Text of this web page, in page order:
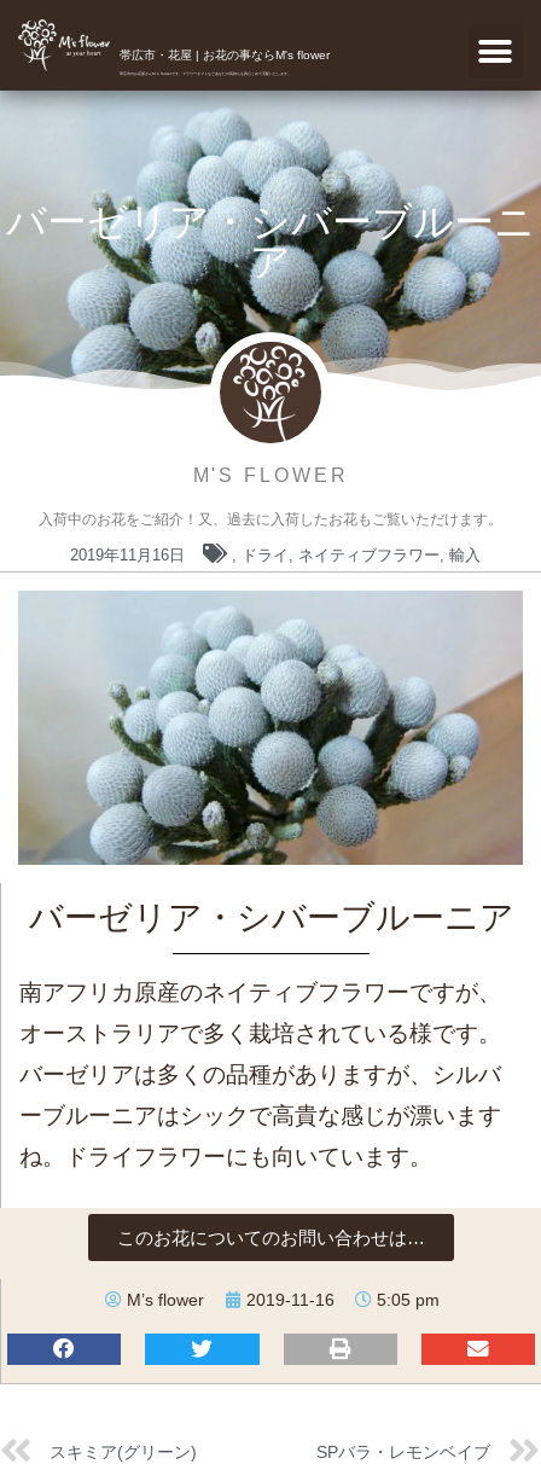
帯広市・花屋 | お花の事ならM's flower
帯広市のお花屋さんM's flowerです。フラワーギフトなどあなたの気持ちを真心こめて宅配いたします。
バーゼリア・シバーブルーニ
ア
M'S FLOWER
入荷中のお花をご紹介！又、過去に入荷したお花もご覧いただけます。
2019年11月16日 , ドライ , ネイティブフラワー, 輸入
バーゼリア・シバーブルーニア
南アフリカ原産のネイティブフラワーですが、
オーストラリアで多く栽培されている様です。
バーゼリアは多くの品種がありますが、シルバ
ーブルーニアはシックで高貴な感じが漂います
ね。ドライフラワーにも向いています。
このお花についてのお問い合わせは…
M’s flower 2019-11-16 5:05 pm
スキミア(グリーン) SPバラ・レモンベイブ